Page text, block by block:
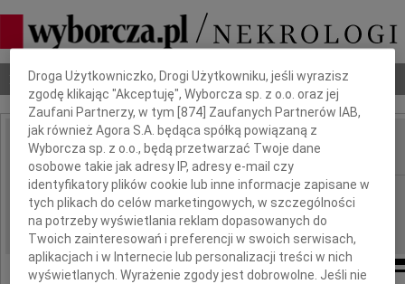
Nekrologi Odeszli Poradnik pogrzebowy
IMIĘ I NAZWISKO:
REGION: Katowice
DATA EMISJI: 05.10.2010
Dbamy o Twoją prywatność
Droga Użytkowniczko, Drogi Użytkowniku, jeśli wyrazisz
zgodę klikając "Akceptuję", Wyborcza sp. z o.o. oraz jej
Zaufani Partnerzy, w tym [874 ] Zaufanych Partnerów IAB,
jak również Agora S.A. będąca spółką powiązaną z
Wyborcza sp. z o.o., będą przetwarzać Twoje dane
osobowe takie jak adresy IP, adresy e-mail czy
identyfikatory plików cookie lub inne informacje zapisane w
tych plikach do celów marketingowych, w szczególności
na potrzeby wyświetlania reklam dopasowanych do
Twoich zainteresowań i preferencji w swoich serwisach,
aplikacjach i w Internecie lub personalizacji treści w nich
wyświetlanych. Wyrażenie zgody jest dobrowolne. Jeśli nie